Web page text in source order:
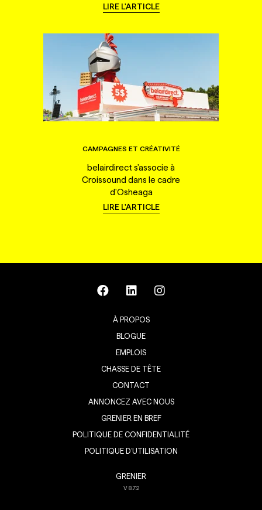
LIRE L'ARTICLE
CAMPAGNES ET CRÉATIVITÉ
belairdirect s'associe à
Croissound dans le cadre
d'Osheaga
LIRE L'ARTICLE
À PROPOS
BLOGUE
EMPLOIS
CHASSE DE TÊTE
CONTACT
ANNONCEZ AVEC NOUS
GRENIER EN BREF
POLITIQUE DE CONFIDENTIALITÉ
POLITIQUE D’UTILISATION
GRENIER
V8.7.2